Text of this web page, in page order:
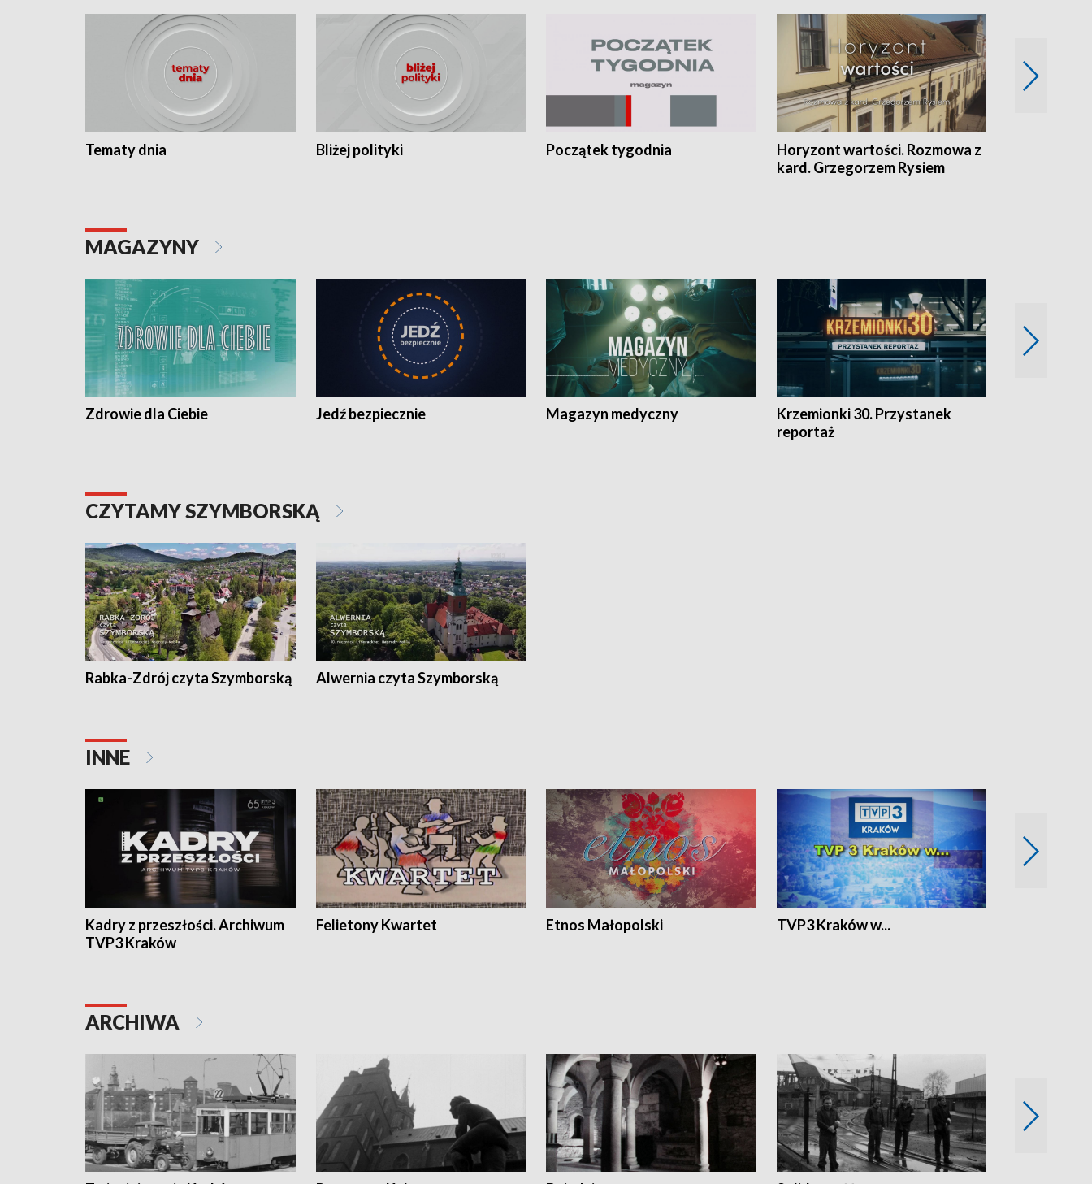
Tematy dnia Bliżej polityki Początek tygodnia
Horyzont wartości. Rozmowa z
kard. Grzegorzem Rysiem
MAGAZYNY
Zdrowie dla Ciebie Jedź bezpiecznie Magazyn medyczny
Krzemionki 30. Przystanek
reportaż
CZYTAMY SZYMBORSKĄ
Rabka-Zdrój czyta Szymborską Alwernia czyta Szymborską
INNE
Kadry z przeszłości. Archiwum
TVP3 Kraków
Felietony Kwartet Etnos Małopolski TVP3 Kraków w...
ARCHIWA